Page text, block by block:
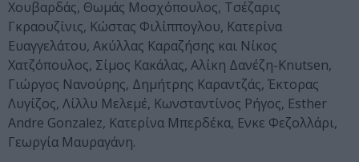
Χουβαρδάς, Θωμάς Μοσχόπουλος, Τσέζαρις
Γκραουζίνις, Κώστας Φιλίππογλου, Κατερίνα
Ευαγγελάτου, Ακύλλας Καραζήσης και Νίκος
Χατζόπουλος, Σίμος Κακάλας, Αλίκη Δανέζη-Knutsen,
Γιώργος Νανούρης, Δημήτρης Καραντζάς, Έκτορας
Λυγίζος, Λίλλυ Μελεμέ, Κωνσταντίνος Ρήγος, Esther
Andre Gonzalez, Κατερίνα Μπερδέκα, Ενκε Φεζολλάρι,
Γεωργία Μαυραγάνη.